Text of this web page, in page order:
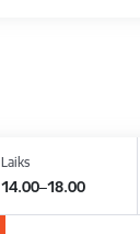
Laiks
14.00–18.00